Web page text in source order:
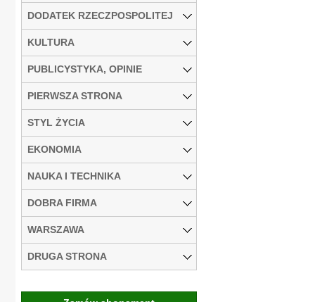
DODATEK RZECZPOSPOLITEJ
KULTURA
PUBLICYSTYKA, OPINIE
PIERWSZA STRONA
STYL ŻYCIA
EKONOMIA
NAUKA I TECHNIKA
DOBRA FIRMA
WARSZAWA
DRUGA STRONA